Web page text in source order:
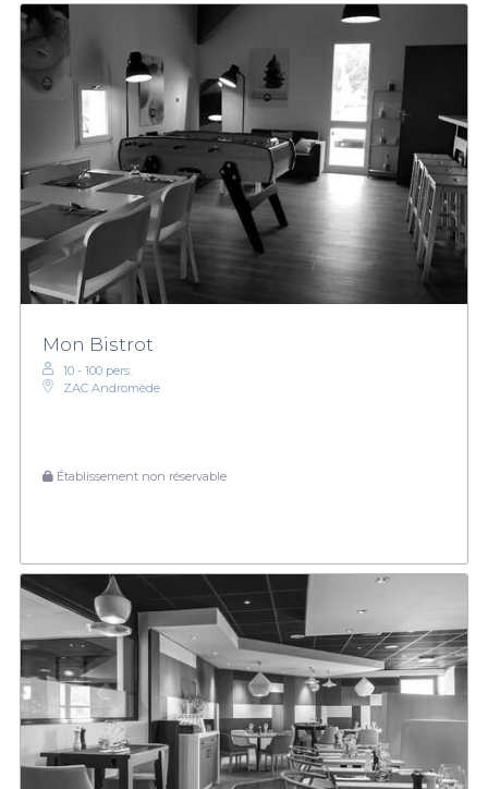
Mon Bistrot
10 - 100 pers.
ZAC Andromède
Établissement non réservable